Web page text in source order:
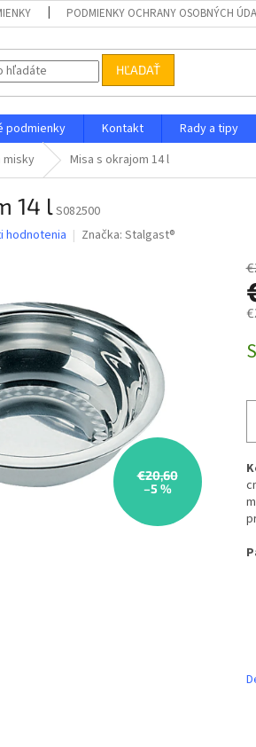
PODMIENKY OCHRANY OSOBNÝCH
HĽADAŤ
podmienky Kontakt
Rady a tipy
misky Misa s okrajom 14 l
14 lS082500
hodnotenia Značka: Stalgast®
€20,60
–5 %